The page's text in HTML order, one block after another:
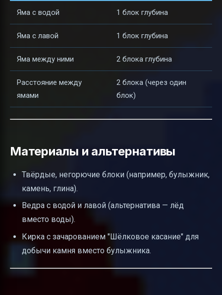
Яма с водой 1 блок глубина
Яма с лавой 1 блок глубина
Яма между ними 2 блока глубина
Расстояние между
ямами
2 блока (через один
блок)
Материалы и альтернативы
Твёрдые, негорючие блоки (например, булыжник,
камень, глина).
Ведра с водой и лавой (альтернатива — лёд
вместо воды).
Кирка с зачарованием "Шёлковое касание" для
добычи камня вместо булыжника.